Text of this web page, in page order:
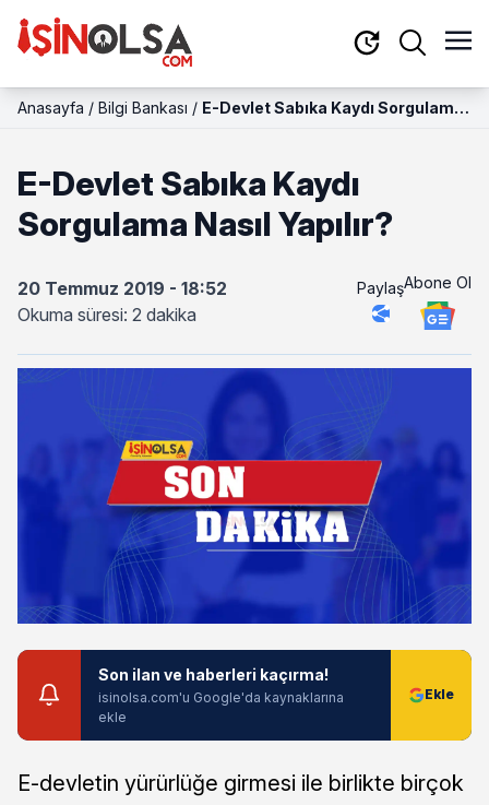
Anasayfa / Bilgi Bankası / E-Devlet Sabıka Kaydı Sorgulama
E-Devlet Sabıka Kaydı
Sorgulama Nasıl Yapılır?
20 Temmuz 2019 - 18:52
Okuma süresi: 2 dakika
PaylaşAbone Ol
Son ilan ve haberleri kaçırma!
isinolsa.com'u Google'da kaynaklarına
ekle
E-devletin yürürlüğe girmesi ile birlikte birçok